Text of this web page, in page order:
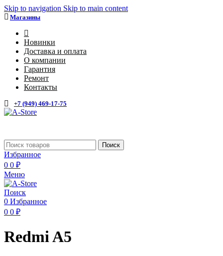
Skip to navigation Skip to main content
Магазины
Новинки
Доставка и оплата
О компании
Гарантия
Ремонт
Контакты
+7 (949) 469-17-75
Поиск
Избранное
0 0 ₽
Меню
Поиск
0 Избранное
0 0 ₽
Redmi A5